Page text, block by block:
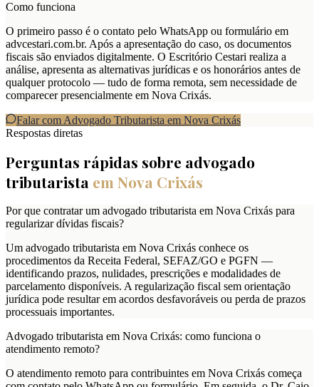
Como funciona
O primeiro passo é o contato pelo WhatsApp ou formulário em
advcestari.com.br. Após a apresentação do caso, os documentos
fiscais são enviados digitalmente. O Escritório Cestari realiza a
análise, apresenta as alternativas jurídicas e os honorários antes de
qualquer protocolo — tudo de forma remota, sem necessidade de
comparecer presencialmente em Nova Crixás.
Falar com Advogado Tributarista em Nova Crixás
Respostas diretas
Perguntas rápidas sobre advogado
tributarista em Nova Crixás
Por que contratar um advogado tributarista em Nova Crixás para
regularizar dívidas fiscais?
Um advogado tributarista em Nova Crixás conhece os
procedimentos da Receita Federal, SEFAZ/GO e PGFN —
identificando prazos, nulidades, prescrições e modalidades de
parcelamento disponíveis. A regularização fiscal sem orientação
jurídica pode resultar em acordos desfavoráveis ou perda de prazos
processuais importantes.
Advogado tributarista em Nova Crixás: como funciona o
atendimento remoto?
O atendimento remoto para contribuintes em Nova Crixás começa